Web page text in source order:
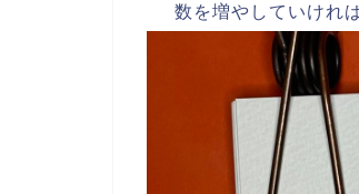
数を増やしていけれ